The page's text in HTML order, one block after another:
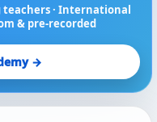
· International
& pre-recorded
→